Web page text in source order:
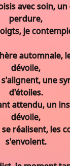
avec soin,
perdure,
je
automnale,
dévoile,
une
d'étoiles.
attendu, un
dévoile,
se réalisent, les
s'envolent.